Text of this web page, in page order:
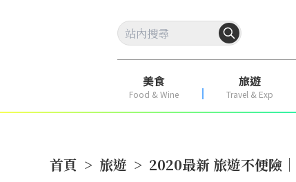
美食
Food & Wine
旅遊
Travel & Exp
首頁 > 旅遊 > 2020最新 旅遊不便險